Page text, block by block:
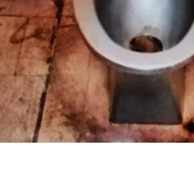
Economia e lavoro
Italia Mondo
Sanità
Sport